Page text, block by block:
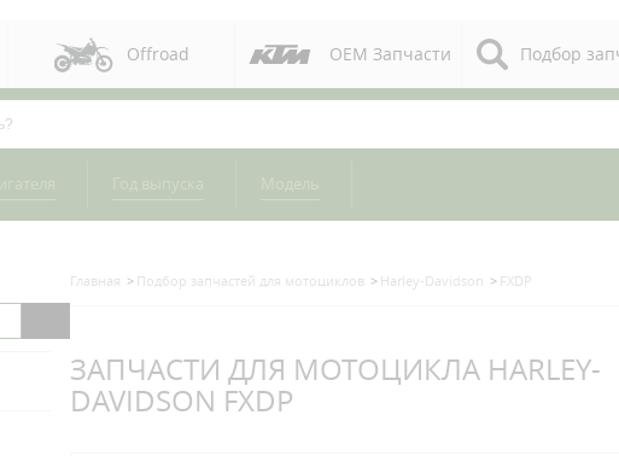
Offroad OEM Запчасти Подбор
Главная Подбор запчастей для мотоциклов Harley-Davidson FXDP
ЗАПЧАСТИ ДЛЯ МОТОЦИКЛА HARLEY-
DAVIDSON FXDP